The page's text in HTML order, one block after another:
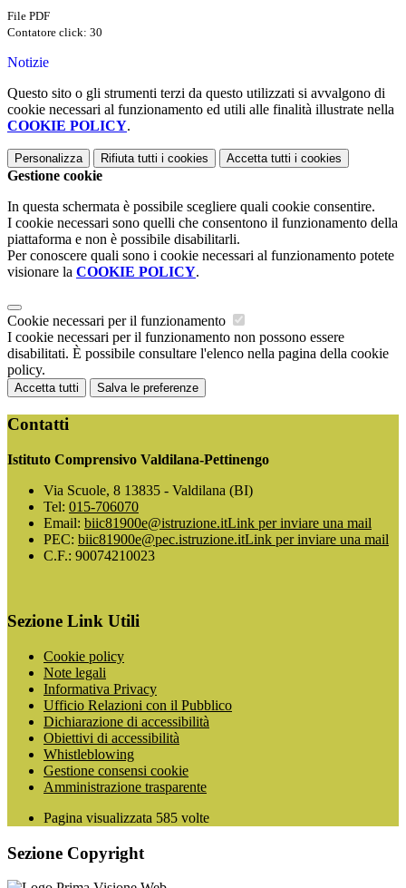
File PDF
Contatore click: 30
Notizie
Questo sito o gli strumenti terzi da questo utilizzati si avvalgono di
cookie necessari al funzionamento ed utili alle finalità illustrate nella
COOKIE POLICY.
Personalizza Rifiuta tutti i cookies Accetta tutti i cookies
Gestione cookie
In questa schermata è possibile scegliere quali cookie consentire.
I cookie necessari sono quelli che consentono il funzionamento della
piattaforma e non è possibile disabilitarli.
Per conoscere quali sono i cookie necessari al funzionamento potete
visionare la COOKIE POLICY.
Cookie necessari per il funzionamento
I cookie necessari per il funzionamento non possono essere
disabilitati. È possibile consultare l'elenco nella pagina della cookie
policy.
Accetta tutti Salva le preferenze
Contatti
Istituto Comprensivo Valdilana-Pettinengo
Via Scuole, 8 13835 - Valdilana (BI)
Tel: 015-706070
Email: biic81900e@istruzione.itLink per inviare una mail
PEC: biic81900e@pec.istruzione.itLink per inviare una mail
C.F.: 90074210023
Sezione Link Utili
Cookie policy
Note legali
Informativa Privacy
Ufficio Relazioni con il Pubblico
Dichiarazione di accessibilità
Obiettivi di accessibilità
Whistleblowing
Gestione consensi cookie
Amministrazione trasparente
Pagina visualizzata 585 volte
Sezione Copyright